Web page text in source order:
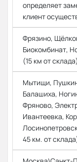
определяет
клиент
Фрязино,
Биокомбинат,
(15 км от склада)
Мытищи,
Балашиха,
Фряново,
Ивантеевка,
45 км. от